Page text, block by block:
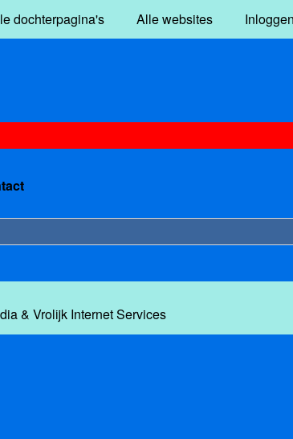
dochterpagina's Alle websites Inloggen
& Vrolijk Internet Services